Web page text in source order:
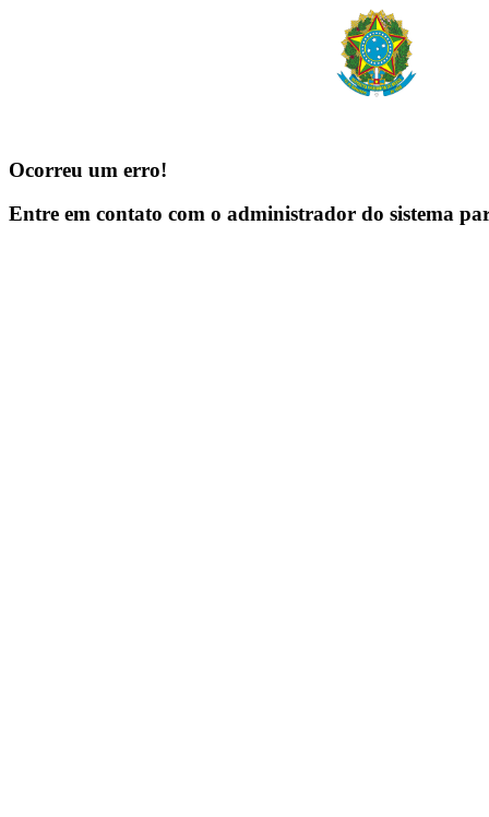
Ocorreu um erro!
Entre em contato com o administrador do sistema